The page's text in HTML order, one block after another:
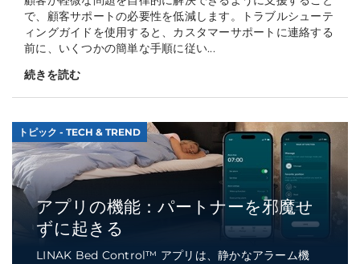
で、顧客サポートの必要性を低減します。トラブルシューテ
ィングガイドを使用すると、カスタマーサポートに連絡する
前に、いくつかの簡単な手順に従い...
続きを読む
トピック - TECH & TREND
アプリの機能：パートナーを邪魔せ
ずに起きる
LINAK Bed Control™ アプリは、静かなアラーム機